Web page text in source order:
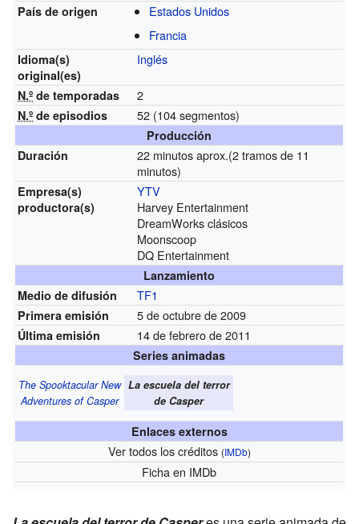
País de origen
Estados Unidos
Francia
Idioma(s)
original(es)
Inglés
N.º de temporadas 2
N.º de episodios 52 (104 segmentos)
Producción
Duración
22 minutos aprox.(2 tramos de 11
minutos)
Empresa(s)
productora(s)
YTV
Harvey Entertainment
DreamWorks clásicos
Moonscoop
DQ Entertainment
Lanzamiento
Medio de difusión
TF1
Primera emisión 5 de octubre de 2009
Última emisión 14 de febrero de 2011
Series animadas
The Spooktacular New
Adventures of Casper
La escuela del terror
de Casper
Enlaces externos
Ver todos los créditos (IMDb)
Fichaen IMDb